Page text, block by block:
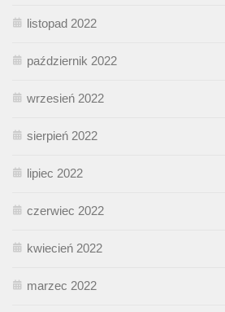
listopad 2022
październik 2022
wrzesień 2022
sierpień 2022
lipiec 2022
czerwiec 2022
kwiecień 2022
marzec 2022